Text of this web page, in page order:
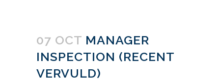
07 OCT MANAGER
INSPECTION (RECENT
VERVULD)